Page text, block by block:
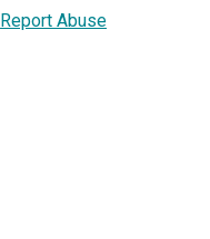
Report Abuse